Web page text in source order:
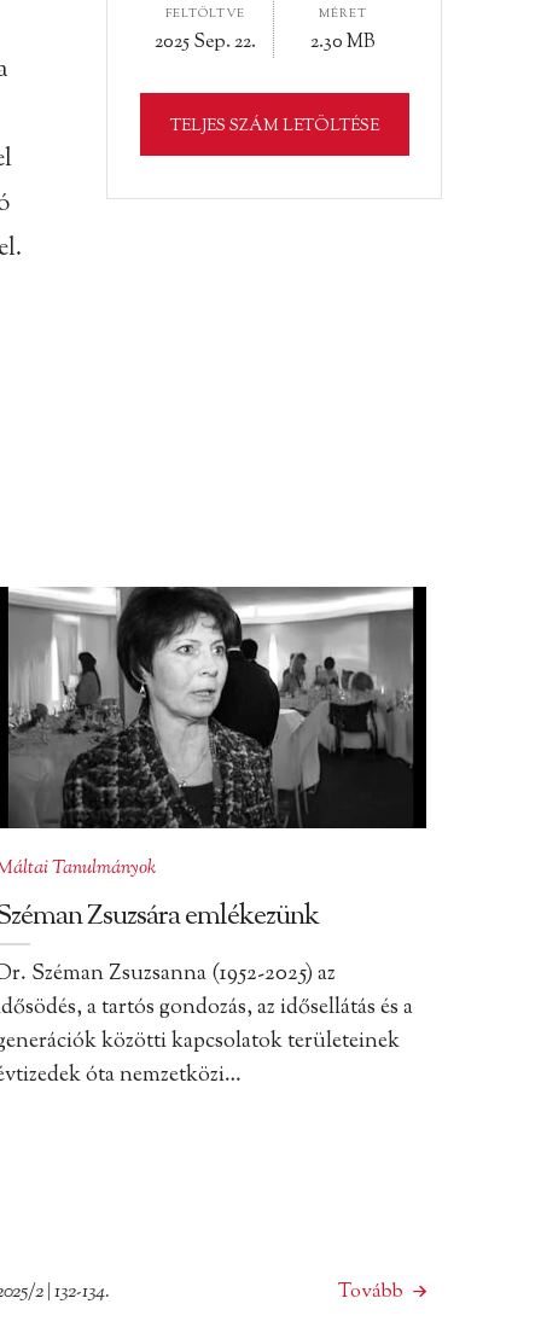
FELTÖLTVE
2025 Sep. 22.
MÉRET
2.30 MB
TELJES SZÁM LETÖLTÉSE
Tanulmányok
Zsuzsára emlékezünk
Széman Zsuzsanna (1952-2025) az
a tartós gondozás, az idősellátás és a
közötti kapcsolatok területeinek
óta nemzetközi…
2 | 132-134. Tovább